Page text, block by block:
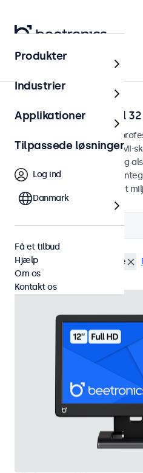
Hjem
HDMI-skærme fra 7 til
HDMI-skærme designet til
kontinuerlig brug. Vores
konfigurationsmuligheder og
hvilket gør dem nemme at
anvendelsesform og ethvert
Filter (3)
HDMI 12 tommer skaerme
Produkter
Industrier
Applikationer
Tilpassede løsninger
Log ind
Danmark
Få et tilbud
Hjælp
Om os
Kontakt os